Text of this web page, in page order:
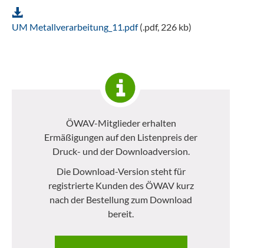
UM Metallverarbeitung_11.pdf(.pdf, 226 kb)
ÖWAV-Mitglieder erhalten
Ermäßigungen auf den Listenpreis der
Druck- und der Downloadversion.
Die Download-Version steht für
registrierte Kunden des ÖWAV kurz
nach der Bestellung zum Download
bereit.